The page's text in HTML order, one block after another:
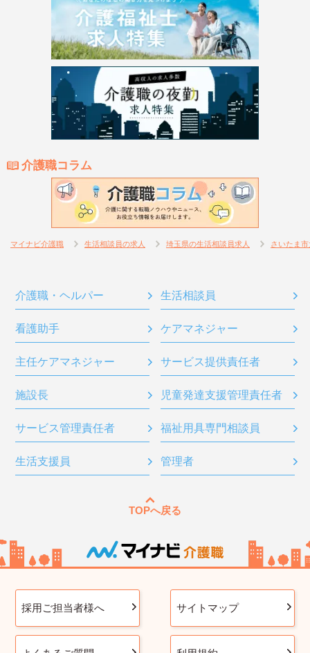
介護職コラム
マイナビ介護職 生活相談員の求人 埼玉県の生活相談員求人 さいたま
介護職・ヘルパー 生活相談員
看護助手 ケアマネジャー
主任ケアマネジャー サービス提供責任者
施設長 児童発達支援管理責任者
サービス管理責任者 福祉用具専門相談員
生活支援員 管理者
TOPへ戻る
採用ご担当者様へ サイトマップ